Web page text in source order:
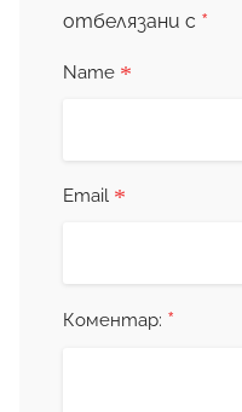
отбелязани с *
Name *
Email *
Коментар: *